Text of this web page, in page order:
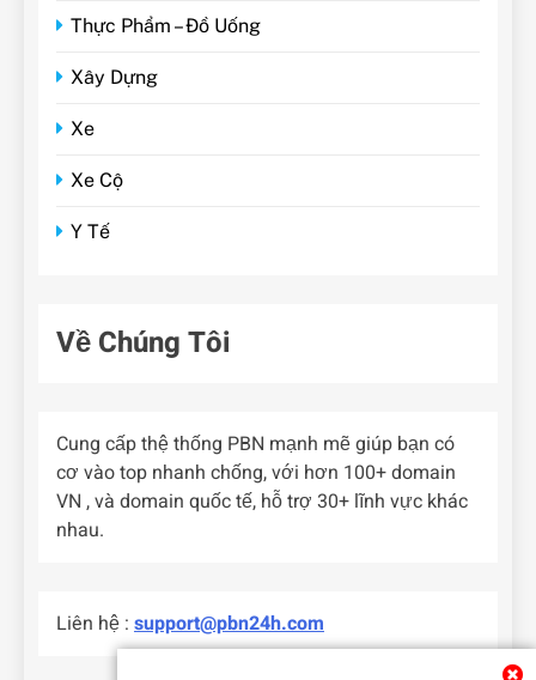
Thực Phẩm – Đồ Uống
Xây Dựng
Xe
Xe Cộ
Y Tế
Về Chúng Tôi
Cung cấp thệ thống PBN mạnh mẽ giúp bạn có
cơ vào top nhanh chống, với hơn 100+ domain
VN , và domain quốc tế, hỗ trợ 30+ lĩnh vực khác
nhau.
Liên hệ : support@pbn24h.com